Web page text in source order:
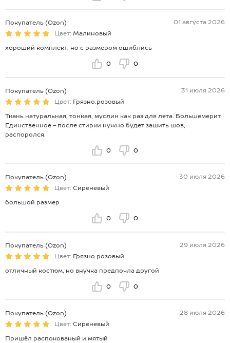
Покупатель (Ozon)
01 августа 2026
Цвет: Малиновый
хороший комплект, но с размером ошиблись
0 0
Покупатель (Ozon)
31 июля 2026
Цвет: Грязно.розовый
Ткань натуральная, тонкая, муслин как раз для лета. Большемерит.
Единственное - после стирки нужно будет зашить шов,
распоролся.
0 0
Покупатель (Ozon)
30 июля 2026
Цвет: Сиреневый
большой размер
0 0
Покупатель (Ozon)
29 июля 2026
Цвет: Грязно.розовый
отличный костюм, но внучка предпочла другой
0 0
Покупатель (Ozon)
28 июля 2026
Цвет: Сиреневый
Пришёл распокованый и мятый